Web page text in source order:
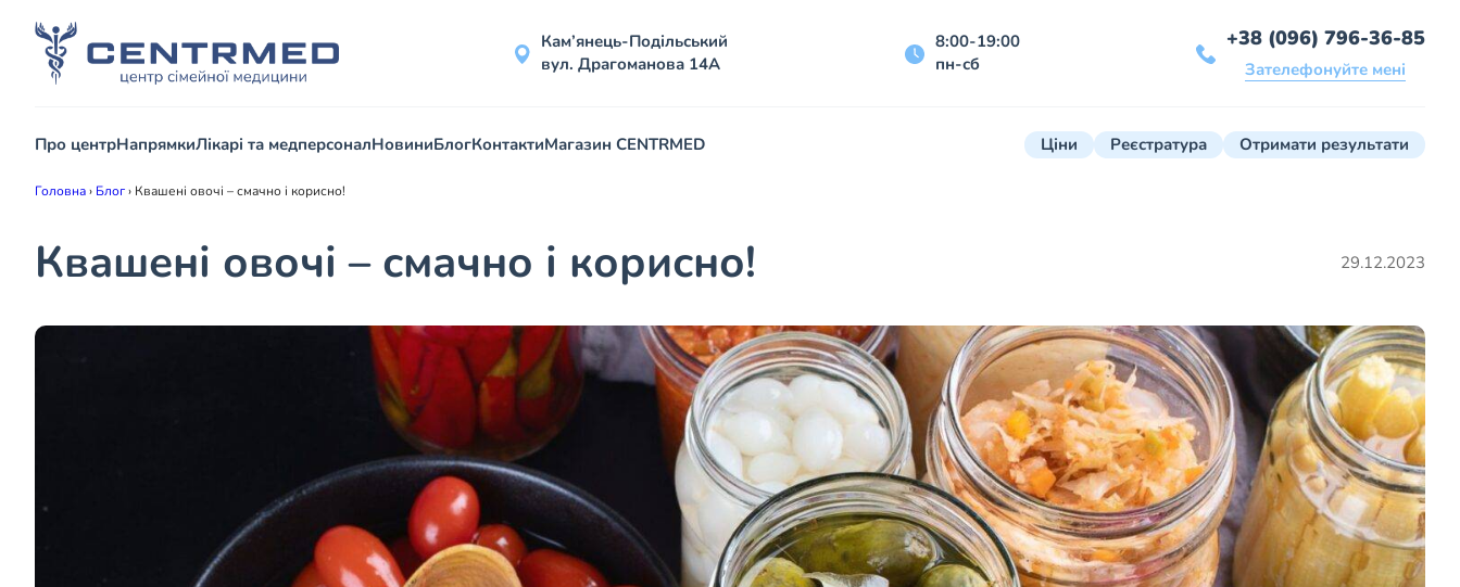
Кам’янець-Подільський
вул. Драгоманова 14А
8:00-19:00
пн-сб
+38 (096) 796-36-85
Зателефонуйте мені
Про центрНапрямкиЛікарі та медперсоналНовиниБлогКонтактиМагазин CENTRMED Ціни Реєстратура Отримати результати
Головна› Блог› Квашені овочі – смачно і корисно!
Квашені овочі – смачно і корисно! 29.12.2023